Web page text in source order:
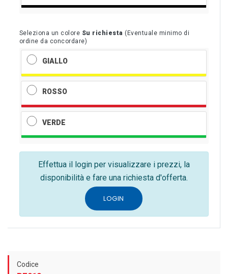
Seleziona un colore Su richiesta (Eventuale minimo di
ordine da concordare)
GIALLO
ROSSO
VERDE
Effettua il login per visualizzare i prezzi, la
disponibilità e fare una richiesta d'offerta.
LOGIN
Codice